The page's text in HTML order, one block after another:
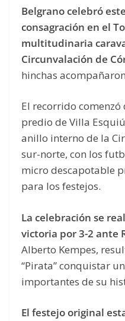
Belgrano celebró
consagración en el
multitudinaria
Circunvalación de
hinchas
El recorrido
predio de Villa
anillo interno de la
sur-norte, con los
micro descapotable
para los festejos.
La celebración se
victoria por 3-2 ante
Alberto Kempes,
“Pirata” conquistar
importantes de su
El festejo original